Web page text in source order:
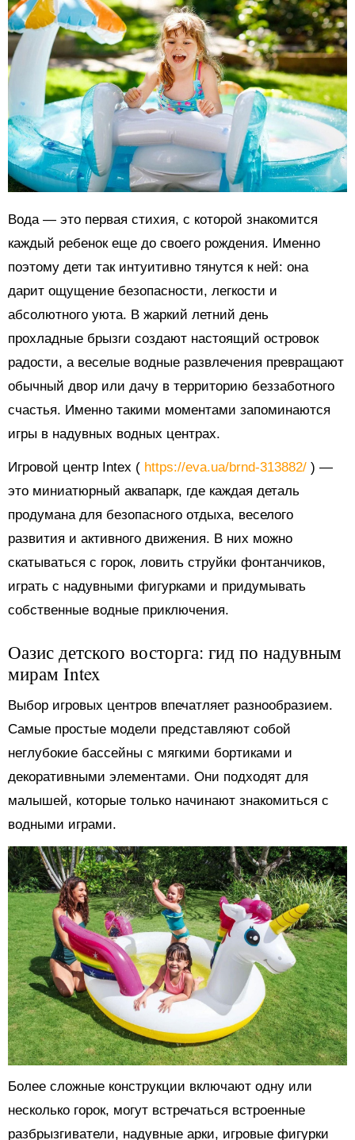
Вода — это первая стихия, с которой знакомится
каждый ребенок еще до своего рождения. Именно
поэтому дети так интуитивно тянутся к ней: она
дарит ощущение безопасности, легкости и
абсолютного уюта. В жаркий летний день
прохладные брызги создают настоящий островок
радости, а веселые водные развлечения превращают
обычный двор или дачу в территорию беззаботного
счастья. Именно такими моментами запоминаются
игры в надувных водных центрах.
Игровой центр Intex ( https://eva.ua/brnd-313882/ ) —
это миниатюрный аквапарк, где каждая деталь
продумана для безопасного отдыха, веселого
развития и активного движения. В них можно
скатываться с горок, ловить струйки фонтанчиков,
играть с надувными фигурками и придумывать
собственные водные приключения.
Оазис детского восторга: гид по надувным
мирам Intex
Выбор игровых центров впечатляет разнообразием.
Самые простые модели представляют собой
неглубокие бассейны с мягкими бортиками и
декоративными элементами. Они подходят для
малышей, которые только начинают знакомиться с
водными играми.
Более сложные конструкции включают одну или
несколько горок, могут встречаться встроенные
разбрызгиватели, надувные арки, игровые фигурки